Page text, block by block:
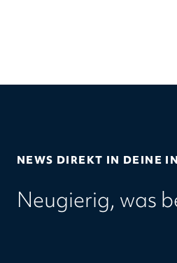
NEWS DIREKT IN DEINE
Neugierig, was